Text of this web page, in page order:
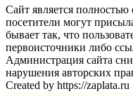
Сайт является
посетители могут
бывает так, что
первоисточники либо
Администрация сайта
нарушения авторских
Created by https://zaplata.ru